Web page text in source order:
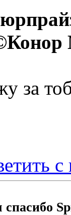
за
с
cпасибо